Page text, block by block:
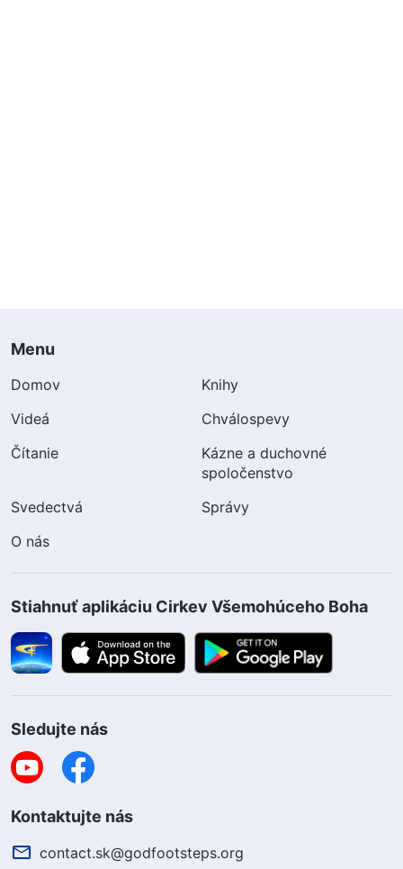
Menu
Domov
Knihy
Videá
Chválospevy
Čítanie
Kázne a duchovné
spoločenstvo
Svedectvá
Správy
O nás
Stiahnuť aplikáciu Cirkev Všemohúceho Boha
Sledujte nás
Kontaktujte nás
contact.sk@godfootsteps.org